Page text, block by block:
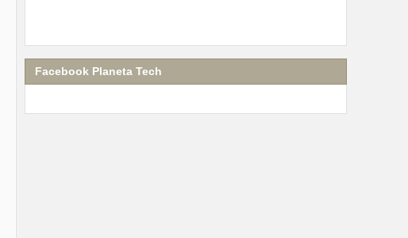
Facebook Planeta Tech